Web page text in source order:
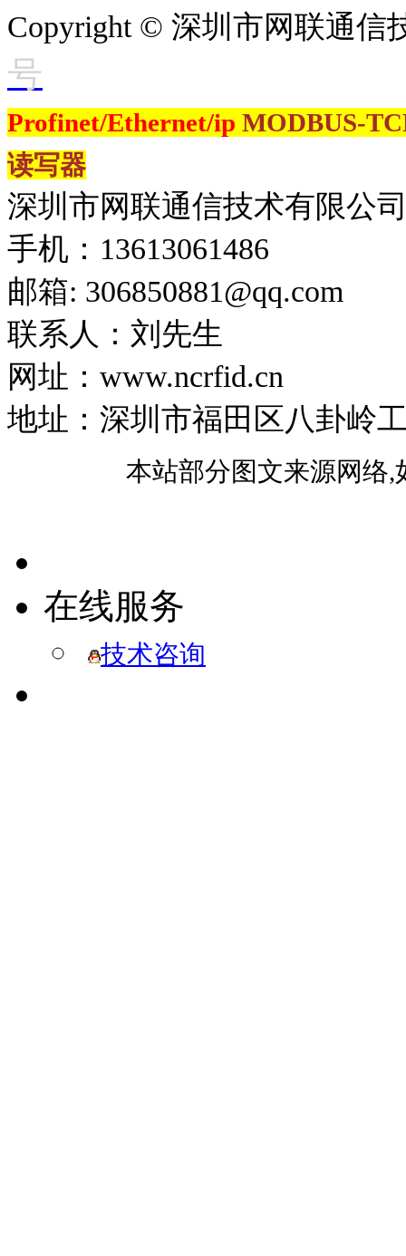
Copyright © 深圳市网联通
号
Profinet/Ethernet/ip MODBUS-
读写器
深圳市网联通信技术有限公
手机：13613061486
邮箱: 306850881​@qq.com
联系人：刘先生
网址：www.ncrfid.cn
地址：深圳市福田区八卦岭
本站部分图文来源网络
在线服务
技术咨询